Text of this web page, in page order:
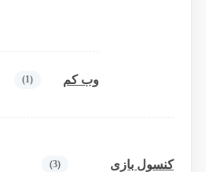
وب کم (1)
کنسول بازی (3)